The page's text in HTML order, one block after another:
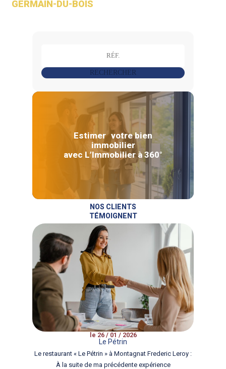
RECHERCHER
Estimer votre bien
immobilier
avec L’Immobilier à 360°
NOS CLIENTS
TÉMOIGNENT
le 26 / 01 / 2026
Le Pétrin
Le restaurant « Le Pétrin » à Montagnat Frederic Leroy :
À la suite de ma précédente expérience
GERMAIN-DU-BOIS